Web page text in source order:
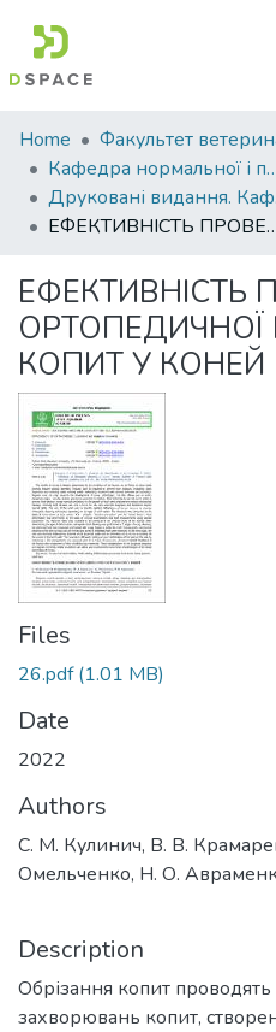
Communities
&
Collections
All of DSpace
Statistics
Home
Кафедра нормальної і
ЕФЕКТИВНІСТЬ ПРОВЕДЕННЯ
ЕФЕКТИВНІСТЬ
ОРТОПЕДИЧНОЇ
КОПИТ У КОНЕЙ
Files
26.pdf(1.01 MB)
Date
2022
Authors
С. М. Кулинич, В. В.
Омельченко, Н. О.
Description
Обрізання копит
захворювань копит,